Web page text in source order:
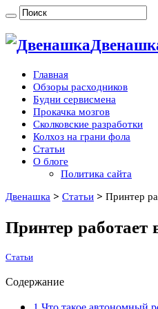
Главная
Обзоры расходников
Будни сервисмена
Прокачка мозгов
Сколковские разработки
Колхоз на грани фола
Статьи
О блоге
Политика сайта
Двенашка > Статьи > Принтер
Принтер работает
Статьи
Содержание